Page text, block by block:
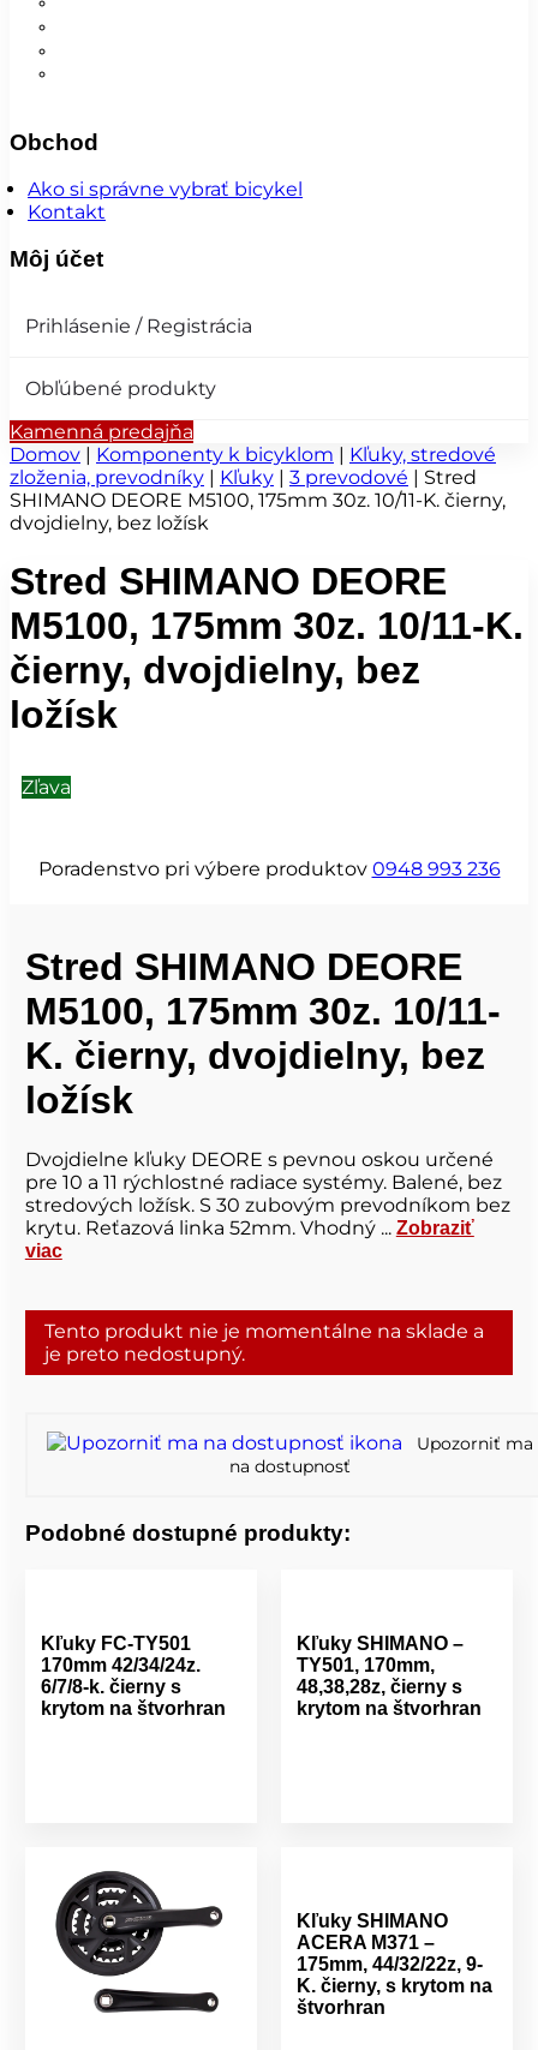
Obchod
Ako si správne vybrať bicykel
Kontakt
Môj účet
Prihlásenie / Registrácia
Obľúbené produkty
Kamenná predajňa
Domov | Komponenty k bicyklom | Kľuky, stredové
zloženia, prevodníky | Kľuky | 3 prevodové | Stred
SHIMANO DEORE M5100, 175mm 30z. 10/11-K. čierny,
dvojdielny, bez ložísk
Stred SHIMANO DEORE
M5100, 175mm 30z. 10/11-K.
čierny, dvojdielny, bez
ložísk
Zľava
Poradenstvo pri výbere produktov 0948 993 236
Stred SHIMANO DEORE
M5100, 175mm 30z. 10/11-
K. čierny, dvojdielny, bez
ložísk
Dvojdielne kľuky DEORE s pevnou oskou určené
pre 10 a 11 rýchlostné radiace systémy. Balené, bez
stredových ložísk. S 30 zubovým prevodníkom bez
krytu. Reťazová linka 52mm. Vhodný ... Zobraziť
viac
Tento produkt nie je momentálne na sklade a
je preto nedostupný.
Upozorniť ma
na dostupnosť
Podobné dostupné produkty:
Kľuky FC-TY501
170mm 42/34/24z.
6/7/8-k. čierny s
krytom na štvorhran
Kľuky SHIMANO –
TY501, 170mm,
48,38,28z, čierny s
krytom na štvorhran
Kľuky SHIMANO
ACERA M371 –
175mm, 44/32/22z, 9-
K. čierny, s krytom na
štvorhran